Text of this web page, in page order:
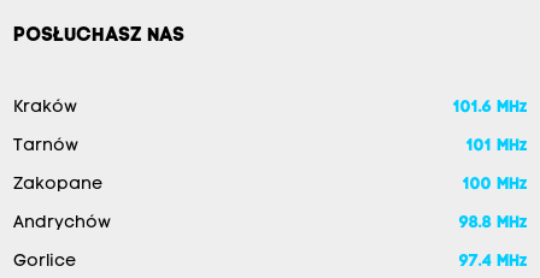
POSŁUCHASZ NAS
Kraków 101.6 MHz
Tarnów 101 MHz
Zakopane 100 MHz
Andrychów 98.8 MHz
Gorlice 97.4 MHz